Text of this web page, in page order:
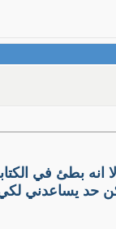
الا انه بطئ
حد يساعدني